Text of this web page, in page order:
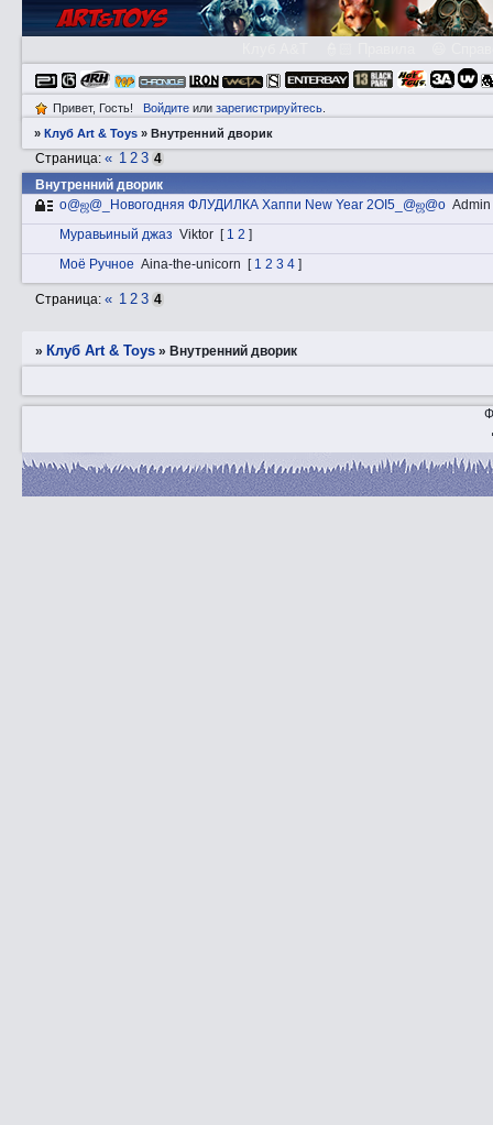
Привет, Гость! Войдитеили зарегистрируйтесь.
»Клуб Art & Toys »Внутренний дворик
Внутренний дворик
Страница:« 1 2 3 4
o@ஜ@_Новогодняя ФЛУДИЛКА Хаппи New Year 2OI5_@ஜ@o Admin
Муравьиный джаз Viktor [ 1 2 ]
Моё Ручное Aina-the-unicorn [ 1 2 3 4 ]
Страница:« 1 2 3 4
» Клуб Art & Toys »Внутренний дворик